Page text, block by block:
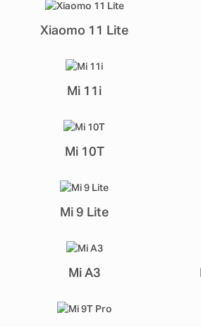
Xiaomo 11 Lite
Mi 11i
Mi 10T
Mi 9 Lite
Mi A3